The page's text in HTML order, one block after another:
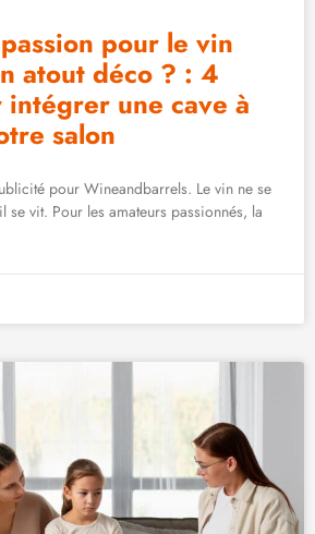
pour le vin
atout déco ? : 4
une cave à
salon
pour Wineandbarrels. Le vin ne se
se vit. Pour les amateurs passionnés, la